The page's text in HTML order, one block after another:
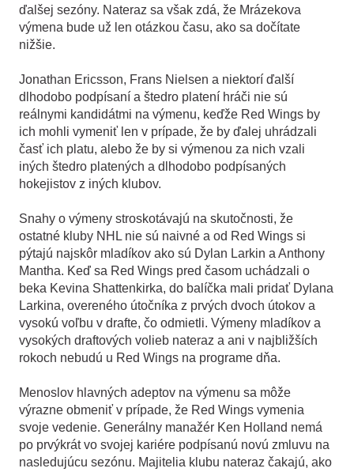
ďalšej sezóny. Nateraz sa však zdá, že Mrázekova
výmena bude už len otázkou času, ako sa dočítate
nižšie.
Jonathan Ericsson, Frans Nielsen a niektorí ďalší
dlhodobo podpísaní a štedro platení hráči nie sú
reálnymi kandidátmi na výmenu, keďže Red Wings by
ich mohli vymeniť len v prípade, že by ďalej uhrádzali
časť ich platu, alebo že by si výmenou za nich vzali
iných štedro platených a dlhodobo podpísaných
hokejistov z iných klubov.
Snahy o výmeny stroskotávajú na skutočnosti, že
ostatné kluby NHL nie sú naivné a od Red Wings si
pýtajú najskôr mladíkov ako sú Dylan Larkin a Anthony
Mantha. Keď sa Red Wings pred časom uchádzali o
beka Kevina Shattenkirka, do balíčka mali pridať Dylana
Larkina, overeného útočníka z prvých dvoch útokov a
vysokú voľbu v drafte, čo odmietli. Výmeny mladíkov a
vysokých draftových volieb nateraz a ani v najbližších
rokoch nebudú u Red Wings na programe dňa.
Menoslov hlavných adeptov na výmenu sa môže
výrazne obmeniť v prípade, že Red Wings vymenia
svoje vedenie. Generálny manažér Ken Holland nemá
po prvýkrát vo svojej kariére podpísanú novú zmluvu na
nasledujúcu sezónu. Majitelia klubu nateraz čakajú, ako